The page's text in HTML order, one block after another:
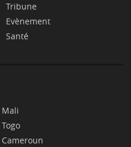
Tribune
Evènement
Santé
Mali
Togo
Cameroun